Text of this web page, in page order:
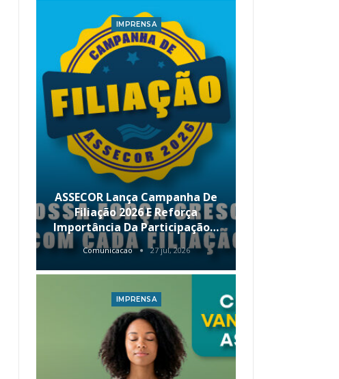
IMPRENSA
ASSECOR Lança Campanha De
Filiação 2026 E Reforça
Importância Da Participação…
Comunicacao 27 jul, 2026
IMPRENSA